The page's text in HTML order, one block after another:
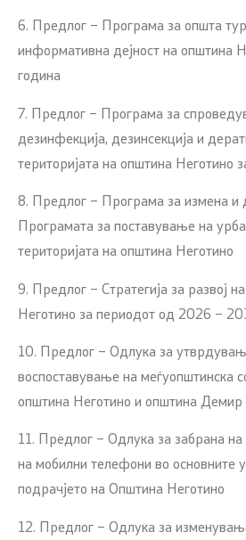
6. Предлог – Програма за општа
информативна дејност на општина
година
7. Предлог – Програма за
дезинфекција, дезинсекција и
територијата на општина Неготино
8. Предлог – Програма за измена и
Програмата за поставување на
територијата на општина Неготино
9. Предлог – Стратегија за развој
Неготино за периодот од 2026 –
10. Предлог – Одлука за
воспоставување на меѓуопштинска
општина Неготино и општина Демир
11. Предлог – Одлука за забрана
на мобилни телефони во основните
подрачјето на Општина Неготино
12. Предлог – Одлука за